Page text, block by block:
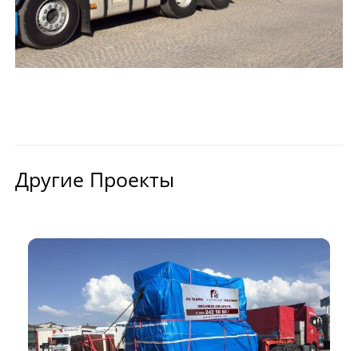
Другие Проекты